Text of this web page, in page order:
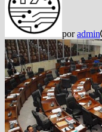
poradmin